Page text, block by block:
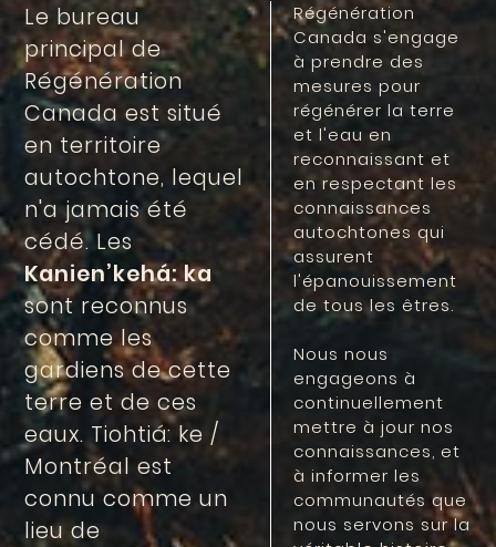
Le bureau
principal de
Régénération
Canada est situé
en territoire
autochtone, lequel
n'a jamais été
cédé. Les
Kanien’kehá: ka
sont reconnus
comme les
gardiens de cette
terre et de ces
eaux. Tiohtiá: ke /
Montréal est
connu comme un
lieu de
Régénération
Canada s'engage
à prendre des
mesures pour
régénérer la terre
et l'eau en
reconnaissant et
en respectant les
connaissances
autochtones qui
assurent
l'épanouissement
de tous les êtres.
Nous nous
engageons à
continuellement
mettre à jour nos
connaissances, et
à informer les
communautés que
nous servons sur la